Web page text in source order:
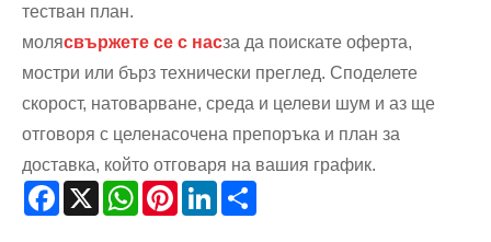
тестван план.
молясвържете се с насза да поискате оферта,
мостри или бърз технически преглед. Споделете
скорост, натоварване, среда и целеви шум и аз ще
отговоря с целенасочена препоръка и план за
доставка, който отговаря на вашия график.
Facebook
X WhatsAppPinterestLinkedIn